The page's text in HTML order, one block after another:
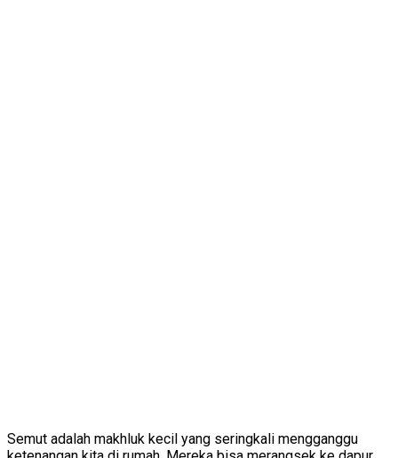
Semut adalah makhluk kecil yang seringkali mengganggu